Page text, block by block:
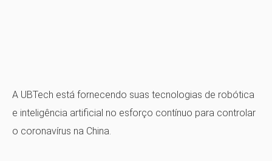
A UBTech está fornecendo suas tecnologias de robótica
e inteligência artificial no esforço contínuo para controlar
o coronavírus na China.